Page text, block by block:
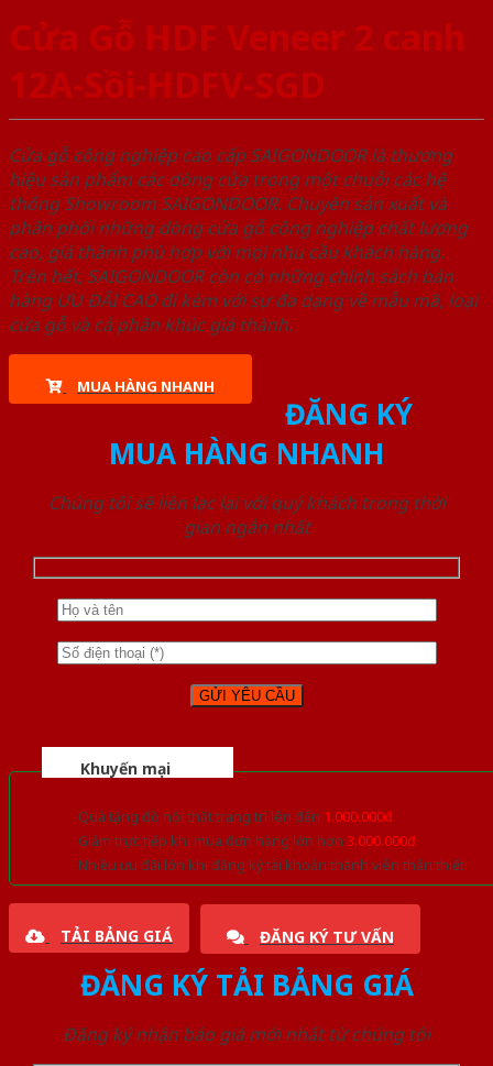
Cửa Gỗ HDF Veneer 2 canh
12A-Sồi-HDFV-SGD
Cửa gỗ công nghiệp cao cấp SAIGONDOOR là thương
hiệu sản phẩm các dòng cửa trong một chuỗi các hệ
thống Showroom SAIGONDOOR. Chuyên sản xuất và
phân phối những dòng cửa gỗ công nghiệp chất lượng
cao, giá thành phù hợp với mọi nhu cầu khách hàng.
Trên hết, SAIGONDOOR còn có những chính sách bán
hàng ƯU ĐÃI CAO đi kèm với sự đa dạng về mẫu mã, loại
cửa gỗ và cả phân khúc giá thành.
MUA HÀNG NHANH
ĐĂNG KÝ
MUA HÀNG NHANH
Chúng tôi sẽ liên lạc lại với quý khách trong thời
gian ngắn nhất
Khuyến mại
Quà tặng đồ nội thất trang trí lên đến 1.000.000đ
Giảm trực tiếp khi mua đơn hàng lớn hơn 3.000.000đ
Nhiều ưu đãi lớn khi đăng ký tài khoản thành viên thân thiết
TẢI BẢNG GIÁ ĐĂNG KÝ TƯ VẤN
ĐĂNG KÝ TẢI BẢNG GIÁ
Đăng ký nhận báo giá mới nhất từ chúng tôi